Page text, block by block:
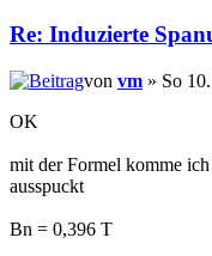
Re: Induzierte
von vm » So
OK
mit der Formel komme
ausspuckt
Bn = 0,396 T